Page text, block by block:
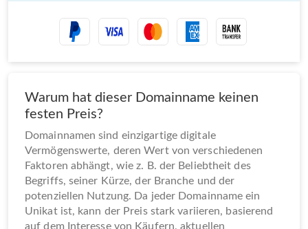
Warum hat dieser Domainname keinen
festen Preis?
Domainnamen sind einzigartige digitale
Vermögenswerte, deren Wert von verschiedenen
Faktoren abhängt, wie z. B. der Beliebtheit des
Begriffs, seiner Kürze, der Branche und der
potenziellen Nutzung. Da jeder Domainname ein
Unikat ist, kann der Preis stark variieren, basierend
auf dem Interesse von Käufern, aktuellen